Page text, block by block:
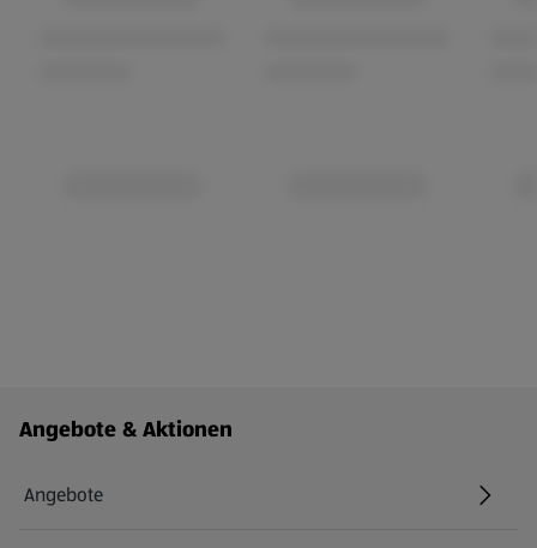
Fußzeilenmenü - weitere Links
Angebote & Aktionen
Angebote